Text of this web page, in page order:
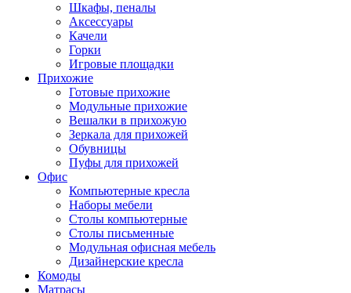
Шкафы, пеналы
Аксессуары
Качели
Горки
Игровые площадки
Прихожие
Готовые прихожие
Модульные прихожие
Вешалки в прихожую
Зеркала для прихожей
Обувницы
Пуфы для прихожей
Офис
Компьютерные кресла
Наборы мебели
Столы компьютерные
Столы письменные
Модульная офисная мебель
Дизайнерские кресла
Комоды
Матрасы